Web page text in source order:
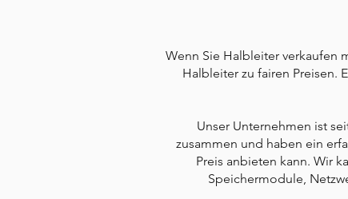
Wenn Sie Halbleiter verkaufen
Halbleiter zu fairen Preisen.
Unser Unternehmen ist
zusammen und haben ein
Preis anbieten kann. Wir
Speichermodule,